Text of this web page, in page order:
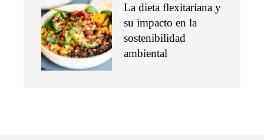
La dieta flexitariana y
su impacto en la
sostenibilidad
ambiental